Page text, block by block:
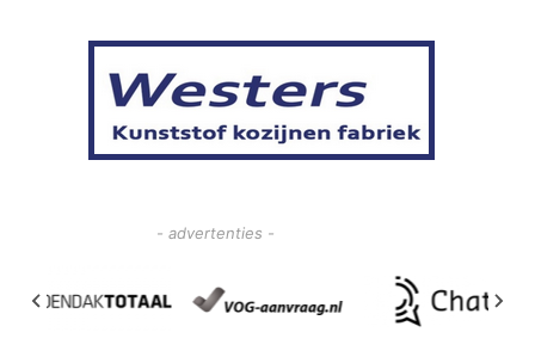
- advertenties -